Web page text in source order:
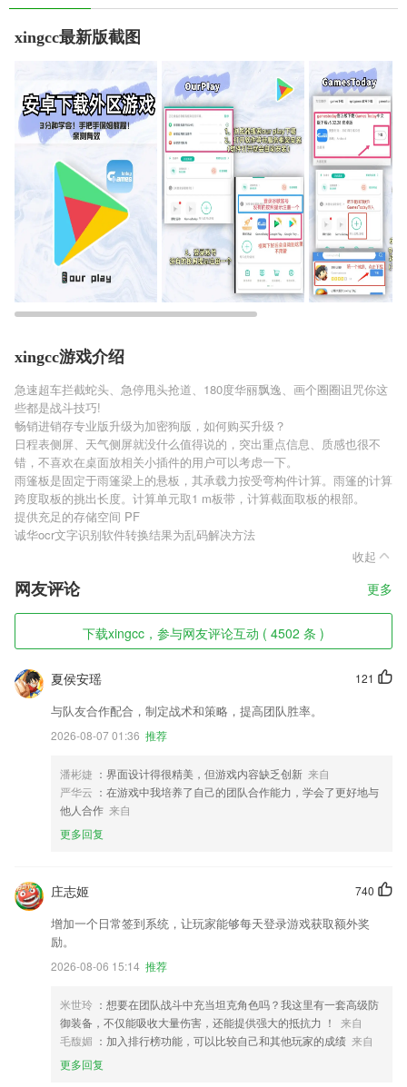
xingcc最新版截图
xingcc游戏介绍
急速超车拦截蛇头、急停甩头抢道、180度华丽飘逸、画个圈圈诅咒你这
些都是战斗技巧!
畅销进销存专业版升级为加密狗版，如何购买升级？
日程表侧屏、天气侧屏就没什么值得说的，突出重点信息、质感也很不
错，不喜欢在桌面放相关小插件的用户可以考虑一下。
雨篷板是固定于雨篷梁上的悬板，其承载力按受弯构件计算。雨篷的计算
跨度取板的挑出长度。计算单元取1 m板带，计算截面取板的根部。
提供充足的存储空间 PF
诚华ocr文字识别软件转换结果为乱码解决方法
收起
网友评论 更多
下载xingcc，参与网友评论互动 ( 4502 条 )
121
夏侯安瑶
与队友合作配合，制定战术和策略，提高团队胜率。
2026-08-07 01:36 推荐
潘彬婕 ：界面设计得很精美，但游戏内容缺乏创新 来自
严华云 ：在游戏中我培养了自己的团队合作能力，学会了更好地与
他人合作 来自
更多回复
740
庄志姬
增加一个日常签到系统，让玩家能够每天登录游戏获取额外奖
励。
2026-08-06 15:14 推荐
米世玲 ：想要在团队战斗中充当坦克角色吗？我这里有一套高级防
御装备，不仅能吸收大量伤害，还能提供强大的抵抗力 ！
来自
毛馥媚 ：加入排行榜功能，可以比较自己和其他玩家的成绩 来自
更多回复